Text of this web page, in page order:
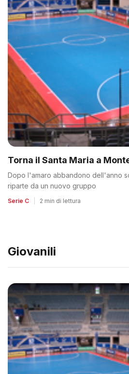
Torna il Santa Maria a
Dopo l'amaro abbandono dell'anno
riparte da un nuovo gruppo
Serie C 2 min di lettura
Giovanili